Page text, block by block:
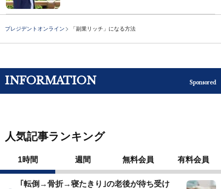
プレジデントオンライン 「副業リッチ」になる方法
INFORMATION Sponsored
人気記事ランキング
1時間 週間 無料会員 有料会員
｢転倒→骨折→寝たきり｣の老後が待ち受け